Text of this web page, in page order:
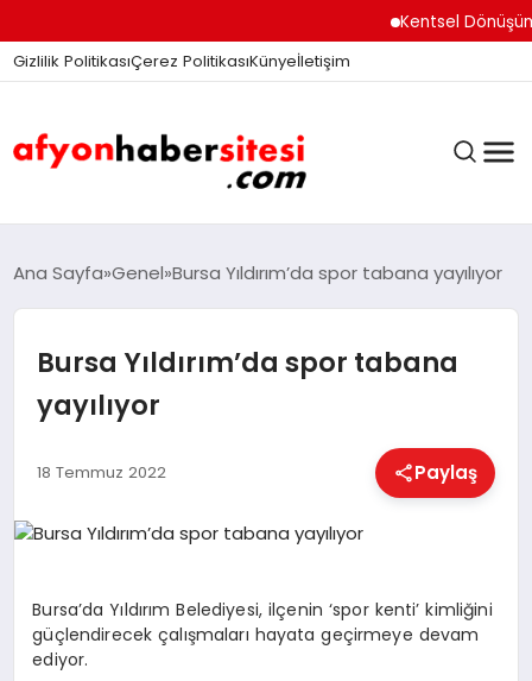
Kentsel Dönüşüm
Gizlilik PolitikasıÇerez PolitikasıKünyeİletişim
ANASAYFA
GÜNDEM
EĞITIM
EKONOMI
Ana Sayfa Genel Bursa Yıldırım’da spor tabana yayılıyor
Bursa Yıldırım’da spor tabana
yayılıyor
18 Temmuz 2022 Paylaş
Bursa’da Yıldırım Belediyesi, ilçenin ‘spor kenti’ kimliğini
güçlendirecek çalışmaları hayata geçirmeye devam
ediyor.